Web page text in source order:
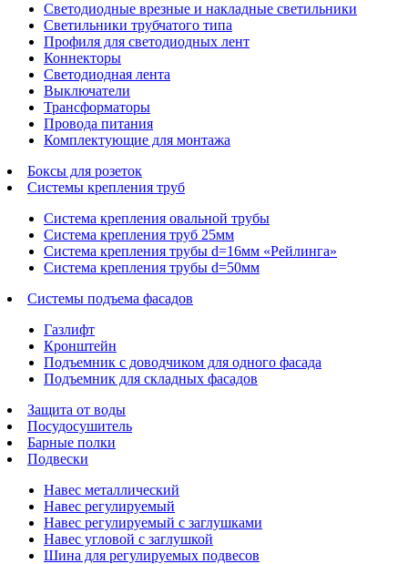
Светодиодные врезные и накладные светильники
Светильники трубчатого типа
Профиля для светодиодных лент
Коннекторы
Светодиодная лента
Выключатели
Трансформаторы
Провода питания
Комплектующие для монтажа
Боксы для розеток
Системы крепления труб
Система крепления овальной трубы
Система крепления труб 25мм
Система крепления трубы d=16мм «Рейлинга»
Система крепления трубы d=50мм
Системы подъема фасадов
Газлифт
Кронштейн
Подъемник с доводчиком для одного фасада
Подъемник для складных фасадов
Защита от воды
Посудосушитель
Барные полки
Подвески
Навес металлический
Навес регулируемый
Навес регулируемый с заглушками
Навес угловой с заглушкой
Шина для регулируемых подвесов